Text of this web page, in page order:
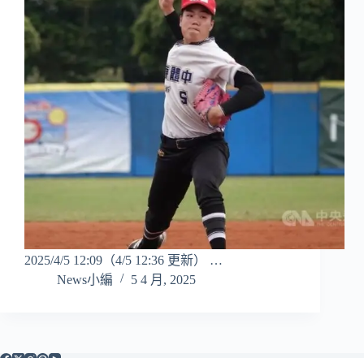
2025/4/5 12:09（4/5 12:36 更新） …
News小編
5 4 月, 2025